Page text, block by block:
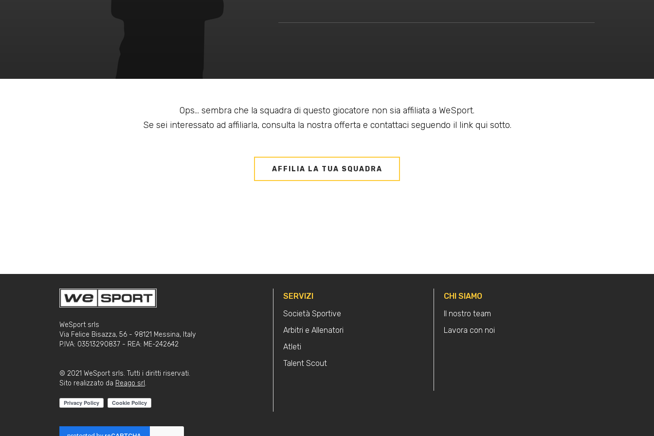
Ops... sembra che la squadra di questo giocatore non sia affiliata a WeSport.
Se sei interessato ad affiliarla, consulta la nostra offerta e contattaci seguendo il link qui sotto.
AFFILIA LA TUA SQUADRA
WeSport srls
Via Felice Bisazza, 56 - 98121 Messina, Italy
P.IVA: 03513290837 - REA: ME-242642
© 2021 WeSport srls. Tutti i diritti riservati.
Sito realizzato da Reago srl .
SERVIZI
Società Sportive
Arbitri e Allenatori
Atleti
Talent Scout
CHI SIAMO
Il nostro team
Lavora con noi